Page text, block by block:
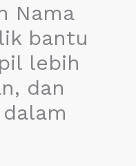
Nama
bantu
lebih
dan